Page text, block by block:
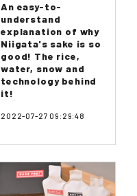
An easy-to-
understand
explanation of why
Niigata's sake is so
good! The rice,
water, snow and
technology behind
it!
2022-07-27 09:29:48